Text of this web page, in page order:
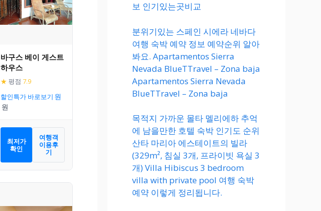
바구스 베이 게스트
하우스
★ 평점 7.9
할인특가 바로보기
최저가
확인
여행객
이용후
기
보 인기있는곳비교
분위기있는 스페인 시에라 네바다
여행 숙박 예약 정보 예약순위 알아
봐요. Apartamentos Sierra
Nevada BlueTTravel – Zona baja
Apartamentos Sierra Nevada
BlueTTravel – Zona baja
목적지 가까운 몰타 멜리에하 추억
에 남을만한 호텔 숙박 인기도 순위
산타 마리아 에스테이트의 빌라
(329m², 침실 3개, 프라이빗 욕실 3
개) Villa Hibiscus 3 bedroom
villa with private pool 여행 숙박
예약 이렇게 정리됩니다.